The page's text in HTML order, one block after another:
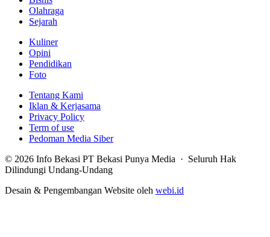
Olahraga
Sejarah
Kuliner
Opini
Pendidikan
Foto
Tentang Kami
Iklan & Kerjasama
Privacy Policy
Term of use
Pedoman Media Siber
© 2026 Info Bekasi PT Bekasi Punya Media · Seluruh Hak
Dilindungi Undang-Undang
Desain & Pengembangan Website oleh webi.id